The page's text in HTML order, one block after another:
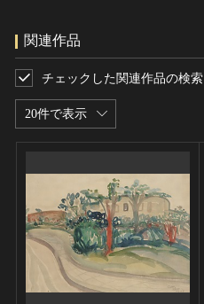
関連作品
20件で表示
チェックした関連作品の検索